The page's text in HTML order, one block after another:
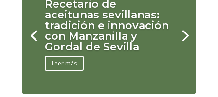
Recetario de
aceitunas sevillanas:
tradición e innovación
con Manzanilla y
Gordal de Sevilla
Leer más